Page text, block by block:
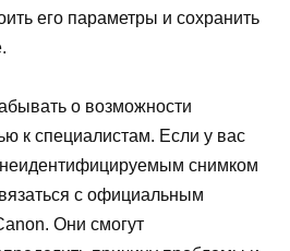
его параметры и сохранить
о возможности
к специалистам. Если у вас
снимком
с официальным
Они смогут